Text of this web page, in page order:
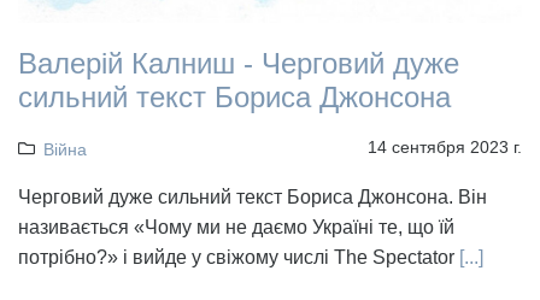
Валерій Калниш - Черговий дуже
сильний текст Бориса Джонсона
Війна 14 сентября 2023 г.
Черговий дуже сильний текст Бориса Джонсона. Він
називається «Чому ми не даємо Україні те, що їй
потрібно?» і вийде у свіжому числі The Spectator [...]